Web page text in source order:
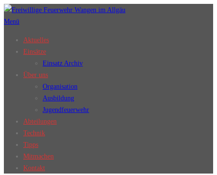
Zum
Inhalt
Menü
Aktuelles
Einsätze
Einsatz Archiv
Über uns
Organisation
Ausbildung
Jugendfeuerwehr
Abteilungen
Technik
Tipps
Mitmachen
Kontakt